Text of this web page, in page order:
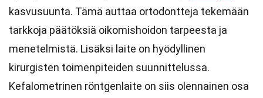
kasvusuunta. Tämä auttaa ortodontteja tekemään
tarkkoja päätöksiä oikomishoidon tarpeesta ja
menetelmistä. Lisäksi laite on hyödyllinen
kirurgisten toimenpiteiden suunnittelussa.
Kefalometrinen röntgenlaite on siis olennainen osa